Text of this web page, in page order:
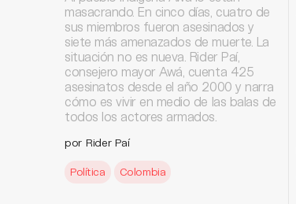
masacrando. En cinco días, cuatro de
sus miembros fueron asesinados y
siete más amenazados de muerte. La
situación no es nueva. Rider Paí,
consejero mayor Awá, cuenta 425
asesinatos desde el año 2000 y narra
cómo es vivir en medio de las balas de
todos los actores armados.
por Rider Paí
Política Colombia